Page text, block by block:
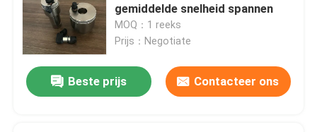
gemiddelde snelheid spannen
MOQ：1 reeks
Prijs：Negotiate
Beste prijs Contacteer ons